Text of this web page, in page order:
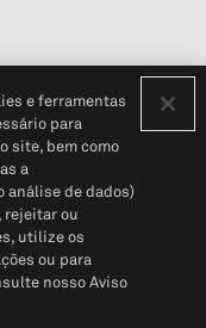
cliente (em inglês)
S&P Global
e ferramentas
para
site, bem como
a
de dados)
rejeitar ou
utilize os
ou para
nosso Aviso